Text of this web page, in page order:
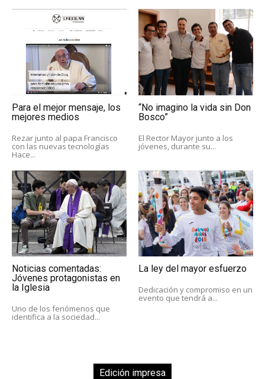
Para el mejor mensaje, los
mejores medios
Rezar junto al papa Francisco
con las nuevas tecnologías
Hace...
“No imagino la vida sin Don
Bosco”
El Rector Mayor junto a los
jóvenes, durante su...
Noticias comentadas:
Jóvenes protagonistas en
la Iglesia
Uno de los fenómenos que
identifica a la sociedad...
La ley del mayor esfuerzo
Dedicación y compromiso en un
evento que tendrá a...
Edición impresa